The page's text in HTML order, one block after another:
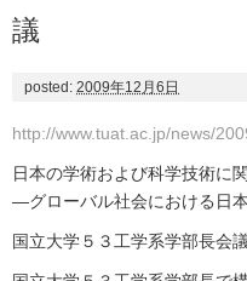
議
posted: 2009年12月6日
http://www.tuat.ac.jp/news/
日本の学術および科学技術に
―グローバル社会における日
国立大学５３工学系学部長会議